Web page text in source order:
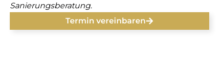
Sanierungsberatung.
Termin vereinbaren